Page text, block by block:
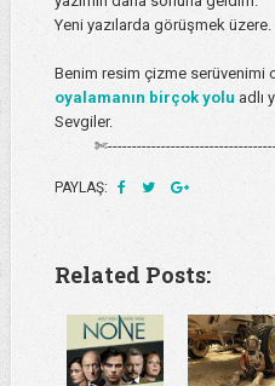
Yeni yazılarda görüşmek üzere.
Benim resim çizme serüvenimi
oyalamanın birçok yolu adlı
Sevgiler.
PAYLAŞ:
Related Posts: